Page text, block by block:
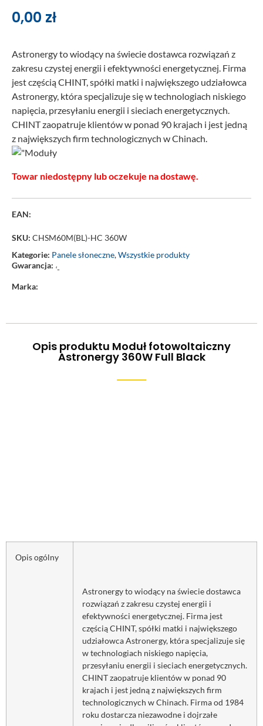
0,00 zł
Astronergy to wiodący na świecie dostawca rozwiązań z
zakresu czystej energii i efektywności energetycznej. Firma
jest częścią CHINT, spółki matki i największego udziałowca
Astronergy, która specjalizuje się w technologiach niskiego
napięcia, przesyłaniu energii i sieciach energetycznych.
CHINT zaopatruje klientów w ponad 90 krajach i jest jedną
z największych firm technologicznych w Chinach.
Towar niedostępny lub oczekuje na dostawę.
EAN:
SKU: CHSM60M(BL)-HC 360W
Kategorie: Panele słoneczne,Wszystkie produkty
Gwarancja: ‘-
Marka:
Opis produktu Moduł fotowoltaiczny
Astronergy 360W Full Black
Opis ogólny
Astronergy to wiodący na świecie dostawca
rozwiązań z zakresu czystej energii i
efektywności energetycznej. Firma jest
częścią CHINT, spółki matki i największego
udziałowca Astronergy, która specjalizuje się
w technologiach niskiego napięcia,
przesyłaniu energii i sieciach energetycznych.
CHINT zaopatruje klientów w ponad 90
krajach i jest jedną z największych firm
technologicznych w Chinach. Firma od 1984
roku dostarcza niezawodne i dojrzałe